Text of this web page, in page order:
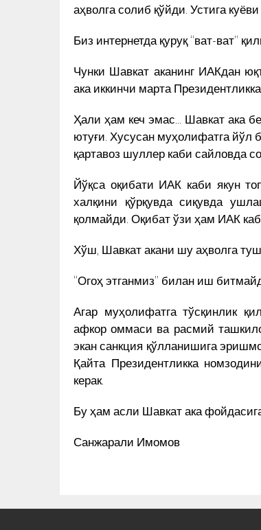
аҳволга солиб қўйди. Устига
Биз интернетда қуруқ “ват-ват”
Чунки Шавкат аканинг ИАКдан
ака иккинчи марта
Ҳали ҳам кеч эмас… Шавкат ака
ютуғи. Хусусан муҳолифатга йўл
қартавоз шуллер каби сайловда
Йўқса оқибати ИАК каби якун
халқини қўрқувда сиқувда
қолмайди. Оқибат ўзи ҳам ИАК
Хўш, Шавкат акани шу аҳволга
“Огоҳ этганмиз” билан иш
Агар муҳолифатга тўсқинлик
афкор оммаси ва расмий
экан санкция қўлланишига
Қайта Президентликка
керак.
Бу ҳам асли Шавкат ака
Санжарали Имомов